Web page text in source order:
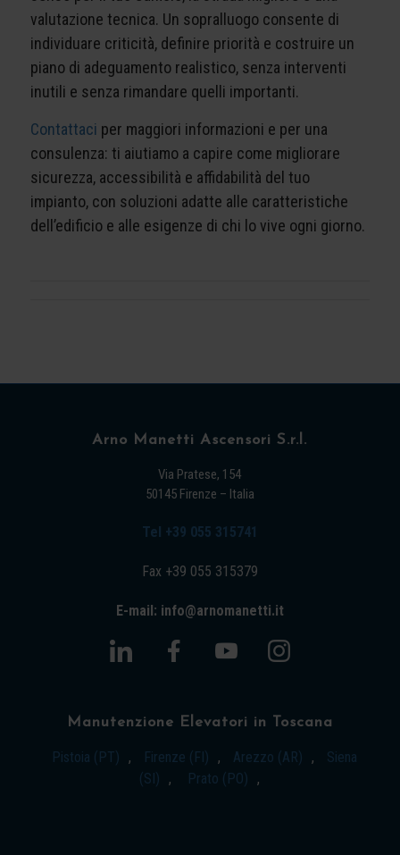
valutazione tecnica. Un sopralluogo consente di
individuare criticità, definire priorità e costruire un
piano di adeguamento realistico, senza interventi
inutili e senza rimandare quelli importanti.
Contattaci per maggiori informazioni e per una
consulenza: ti aiutiamo a capire come migliorare
sicurezza, accessibilità e affidabilità del tuo
impianto, con soluzioni adatte alle caratteristiche
dell’edificio e alle esigenze di chi lo vive ogni giorno.
Arno Manetti Ascensori S.r.l.
Via Pratese, 154
50145 Firenze – Italia
Tel +39 055 315741
Fax +39 055 315379
E-mail: info@arnomanetti.it
Manutenzione Elevatori in Toscana
Pistoia (PT) , Firenze (FI) , Arezzo (AR) ,
Siena
(SI)
, Prato (PO) ,